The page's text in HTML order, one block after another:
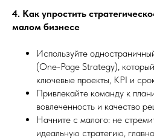
4. Как упростить
малом бизнесе
Используйте
(One-Page Strategy),
ключевые проекты, KPI и
Привлекайте команду к
вовлеченность и качество
Начните с малого: не
идеальную стратегию,